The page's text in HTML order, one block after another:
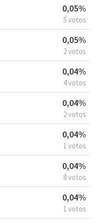
0,05%
5 votos
0,05%
2 votos
0,04%
4 votos
0,04%
2 votos
0,04%
1 votos
0,04%
8 votos
0,04%
1 votos